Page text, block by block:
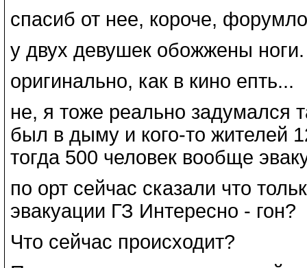
спасиб от нее, короче,
у двух девушек обожжены ноги.
оригинально, как в кино епть...
не, я тоже реально задумался
был в дыму и кого-то жителей
тогда 500 человек вообще
по орт сейчас сказали что
эвакуации ГЗ Интересно - гон?
Что сейчас происходит?